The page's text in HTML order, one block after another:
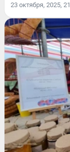
23 октября, 2025,